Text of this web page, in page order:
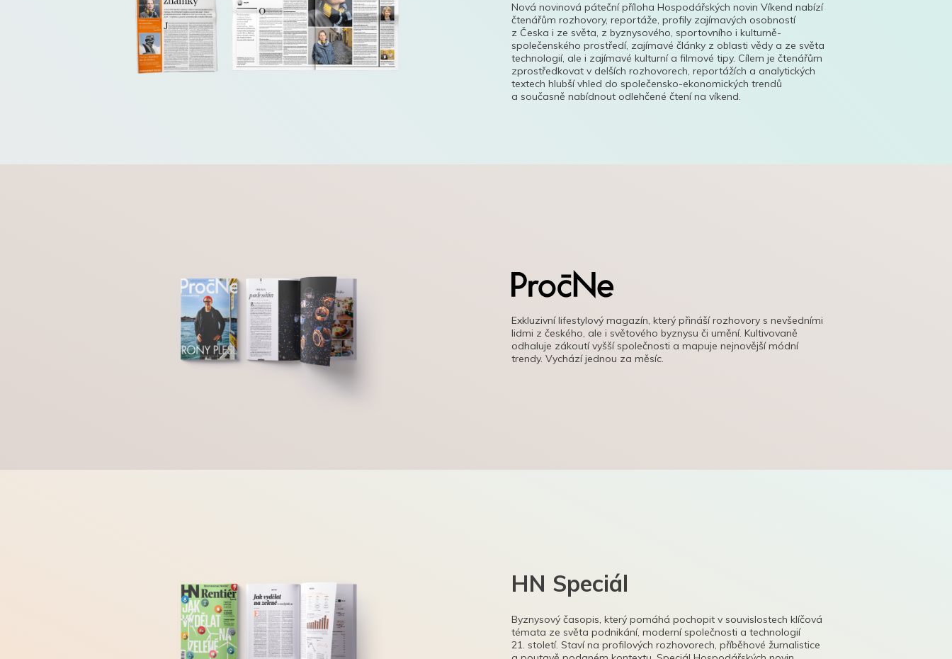
Nová novinová páteční příloha Hospodářských novin Víkend nabízí
čtenářům rozhovory, reportáže, profily zajímavých osobností
z Česka i ze světa, z byznysového, sportovního i kulturně-
společenského prostředí, zajímavé články z oblasti vědy a ze světa
technologií, ale i zajímavé kulturní a filmové tipy. Cílem je čtenářům
zprostředkovat v delších rozhovorech, reportážích a analytických
textech hlubší vhled do společensko-ekonomických trendů
a současně nabídnout odlehčené čtení na víkend.
Exkluzivní lifestylový magazín, který přináší rozhovory s nevšedními
lidmi z českého, ale i světového byznysu či umění. Kultivovaně
odhaluje zákoutí vyšší společnosti a mapuje nejnovější módní
trendy. Vychází jednou za měsíc.
HN Speciál
Byznysový časopis, který pomáhá pochopit v souvislostech klíčová
témata ze světa podnikání, moderní společnosti a technologií
21. století. Staví na profilových rozhovorech, příběhové žurnalistice